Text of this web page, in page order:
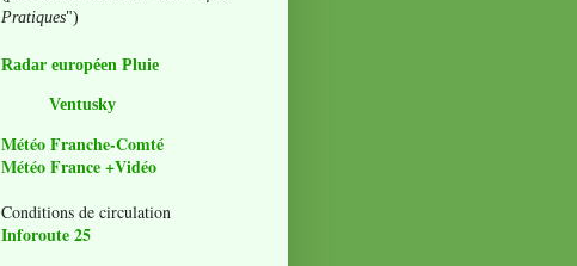
Pratiques")
Radar européen Pluie
Ventusky
Météo Franche-Comté
Météo France +Vidéo
Conditions de circulation
Inforoute 25